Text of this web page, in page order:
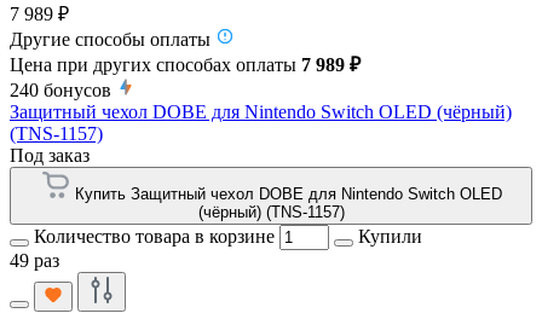
7 989 ₽
Другие способы оплаты
Цена при других способах оплаты 7 989 ₽
240 бонусов
Защитный чехол DOBE для Nintendo Switch OLED (чёрный)
(TNS-1157)
Под заказ
Купить Защитный чехол DOBE для Nintendo Switch OLED
(чёрный) (TNS-1157)
Количество товара в корзине
Купили
49 раз